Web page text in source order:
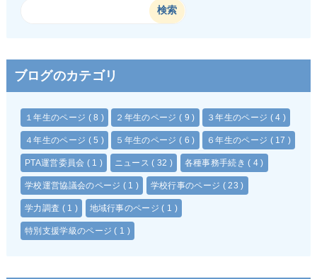
ブログのカテゴリ
１年生のページ ( 8 ) ２年生のページ( 9 ) ３年生のページ ( 4 )
４年生のページ ( 5 ) ５年生のページ( 6 ) ６年生のページ ( 17 )
PTA運営委員会 ( 1 ) ニュース( 32 ) 各種事務手続き( 4 )
学校運営協議会のページ ( 1 ) 学校行事のページ ( 23 )
学力調査 ( 1 ) 地域行事のページ( 1 )
特別支援学級のページ( 1 )